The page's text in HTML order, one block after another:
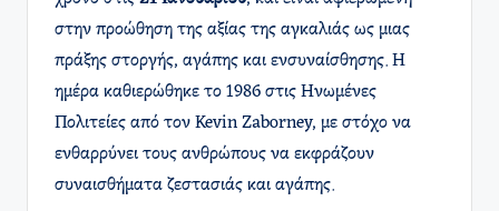
στην προώθηση της αξίας της αγκαλιάς ως μιας
πράξης στοργής, αγάπης και ενσυναίσθησης. Η
ημέρα καθιερώθηκε το 1986 στις Ηνωμένες
Πολιτείες από τον Kevin Zaborney, με στόχο να
ενθαρρύνει τους ανθρώπους να εκφράζουν
συναισθήματα ζεστασιάς και αγάπης.